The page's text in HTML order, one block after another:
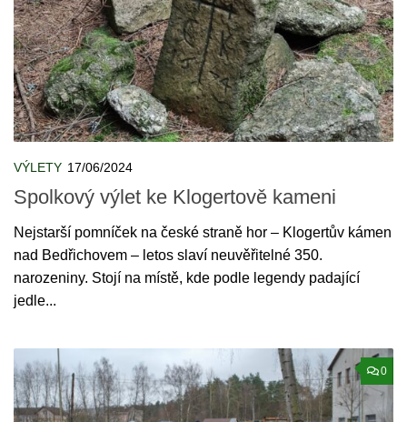
VÝLETY 17/06/2024
Spolkový výlet ke Klogertově kameni
Nejstarší pomníček na české straně hor – Klogertův kámen
nad Bedřichovem – letos slaví neuvěřitelné 350.
narozeniny. Stojí na místě, kde podle legendy padající
jedle...
0